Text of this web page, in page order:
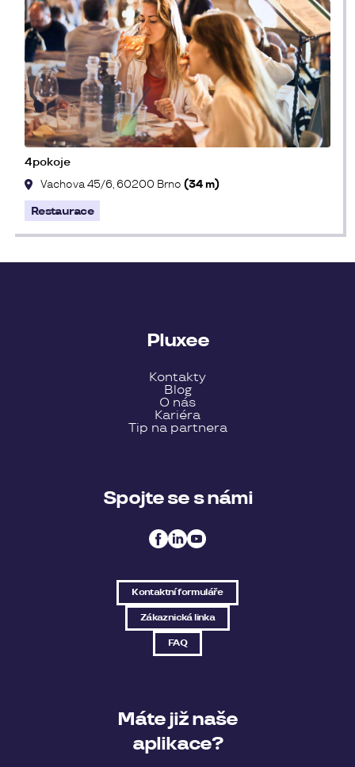
4pokoje
Vachova 45/6, 60200 Brno (34 m)
Restaurace
Pluxee
Kontakty
Blog
O nás
Kariéra
Tip na partnera
Spojte se s námi
Kontaktní formuláře
Zákaznická linka
FAQ
Máte již naše
aplikace?